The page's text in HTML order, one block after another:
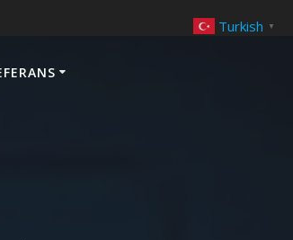
Turkish ▼